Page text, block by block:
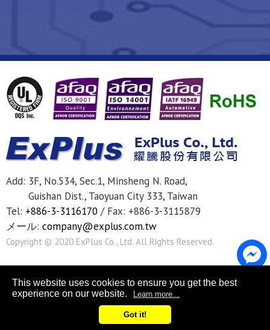
Add: 3F, No.534, Sec.1, Minsheng N. Road,
Guishan Dist., Taoyuan City 333, Taiwan
Tel: +886-3-3116170 / Fax: +886-3-3115879
メール: company@explus.com.tw
Copyright © 2020 ExPlus Co., Ltd. All Rights Reserved.
This website uses cookies to ensure you get the best
experience on our website.
Learn more...
Got it!